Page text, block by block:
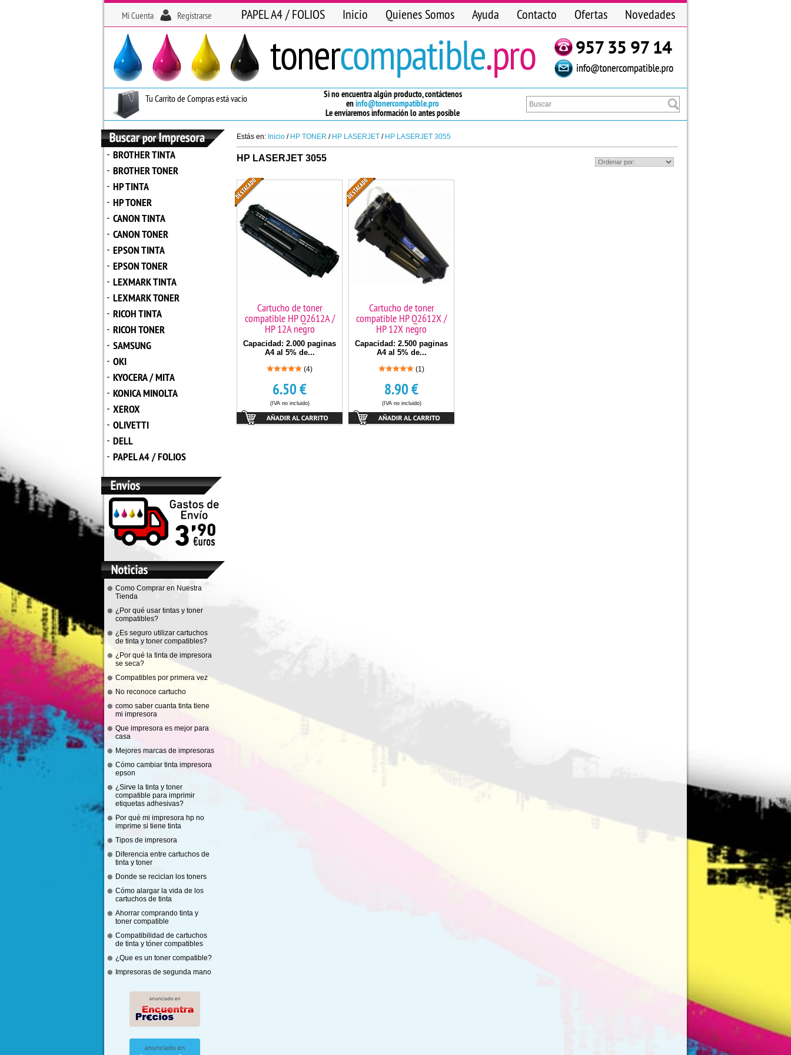
Mi Cuenta Registrarse PAPEL A4 / FOLIOS Inicio Quienes Somos Ayuda Contacto Ofertas Novedades
Si no encuentra algún producto, contáctenos
eninfo@tonercompatible.pro
Le enviaremos información lo antes posible
Tu Carrito de Compras está vacío
- BROTHER TINTA
- BROTHER TONER
- HP TINTA
- HP TONER
- CANON TINTA
- CANON TONER
- EPSON TINTA
- EPSON TONER
- LEXMARK TINTA
- LEXMARK TONER
- RICOH TINTA
- RICOH TONER
- SAMSUNG
- OKI
- KYOCERA / MITA
- KONICA MINOLTA
- XEROX
- OLIVETTI
- DELL
- PAPEL A4 / FOLIOS
Como Comprar en Nuestra
Tienda
¿Por qué usar tintas y toner
compatibles?
¿Es seguro utilizar cartuchos
de tinta y toner compatibles?
¿Por qué la tinta de impresora
se seca?
Compatibles por primera vez
No reconoce cartucho
como saber cuanta tinta tiene
mi impresora
Que impresora es mejor para
casa
Mejores marcas de impresoras
Cómo cambiar tinta impresora
epson
¿Sirve la tinta y toner
compatible para imprimir
etiquetas adhesivas?
Por qué mi impresora hp no
imprime si tiene tinta
Tipos de impresora
Diferencia entre cartuchos de
tinta y toner
Donde se reciclan los toners
Cómo alargar la vida de los
cartuchos de tinta
Ahorrar comprando tinta y
toner compatible
Compatibilidad de cartuchos
de tinta y tóner compatibles
¿Que es un toner compatible?
Impresoras de segunda mano
Estás en: Inicio / HP TONER / HP LASERJET / HP LASERJET 3055
HP LASERJET 3055
Cartucho de toner
compatible HP Q2612A /
HP 12A negro
Capacidad: 2.000 paginas
A4 al 5% de...
(4)
6.50€
(IVA no incluido)
Cartucho de toner
compatible HP Q2612X /
HP 12X negro
Capacidad: 2.500 paginas
A4 al 5% de...
(1)
8.90€
(IVA no incluido)